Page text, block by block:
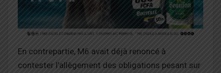
En contrepartie, M6 avait déjà renoncé à
contester l’allègement des obligations pesant sur